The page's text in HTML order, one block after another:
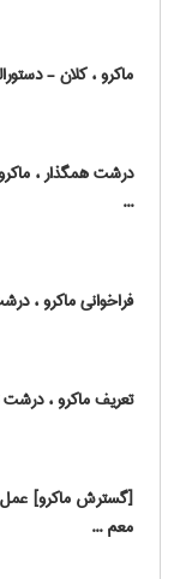
ماکرو ، کلان -
درشت همگذار ،
...
فراخوانی ماکرو ،
تعریف ماکرو ،
[گسترش ماکرو] عمل
معم ...